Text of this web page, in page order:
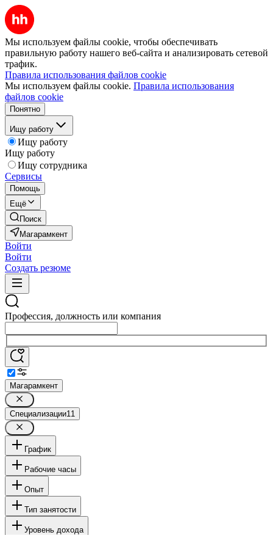
Мы используем файлы cookie, чтобы обеспечивать
правильную работу нашего веб-сайта и анализировать сетевой
трафик.
Правила использования файлов cookie
Мы используем файлы cookie. Правила использования
файлов cookie
Понятно
Ищу работу
Ищу работу
Ищу работу
Ищу сотрудника
Сервисы
Помощь
Ещё
Поиск
Магарамкент
Войти
Войти
Создать резюме
Профессия, должность или компания
Магарамкент
Специализации11
График
Рабочие часы
Опыт
Тип занятости
Уровень дохода